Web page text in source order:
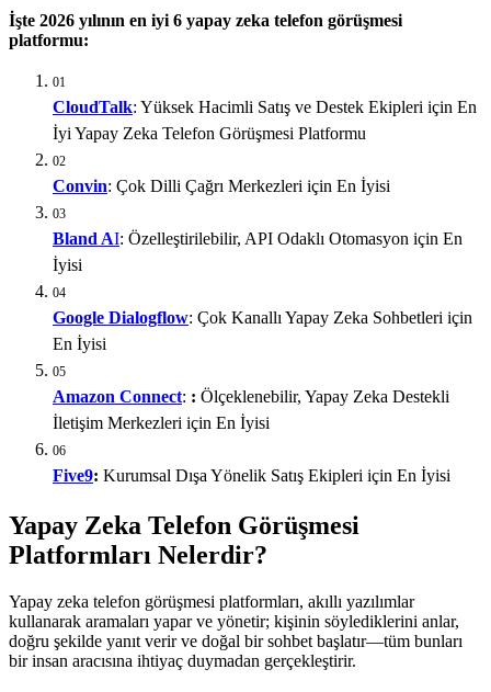
İşte 2026 yılının en iyi 6 yapay zeka telefon görüşmesi
platformu:
01
CloudTalk: Yüksek Hacimli Satış ve Destek Ekipleri için En
İyi Yapay Zeka Telefon Görüşmesi Platformu
02
Convin: Çok Dilli Çağrı Merkezleri için En İyisi
03
Bland AI: Özelleştirilebilir, API Odaklı Otomasyon için En
İyisi
04
Google Dialogflow: Çok Kanallı Yapay Zeka Sohbetleri için
En İyisi
05
Amazon Connect: : Ölçeklenebilir, Yapay Zeka Destekli
İletişim Merkezleri için En İyisi
06
Five9: Kurumsal Dışa Yönelik Satış Ekipleri için En İyisi
Yapay Zeka Telefon Görüşmesi
Platformları Nelerdir?
Yapay zeka telefon görüşmesi platformları, akıllı yazılımlar
kullanarak aramaları yapar ve yönetir; kişinin söylediklerini anlar,
doğru şekilde yanıt verir ve doğal bir sohbet başlatır—tüm bunları
bir insan aracısına ihtiyaç duymadan gerçekleştirir.